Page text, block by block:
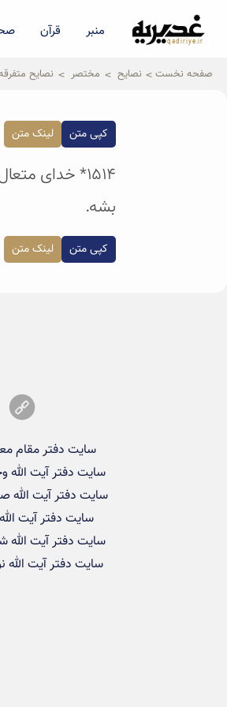
qadiriye.ir
نشریه ی غدیریه-بیانات استاد
منبر قرآن
صفحه نخست نصایح مختصر نصایح
کپی متن لینک متن
۱۵۱۴* خدای
بشه.
کپی متن لینک متن
سایت دفتر مقام
سایت دفتر آیت الله
سایت دفتر آیت الله
سایت دفتر آیت
سایت دفتر آیت الله
سایت دفتر آیت الله